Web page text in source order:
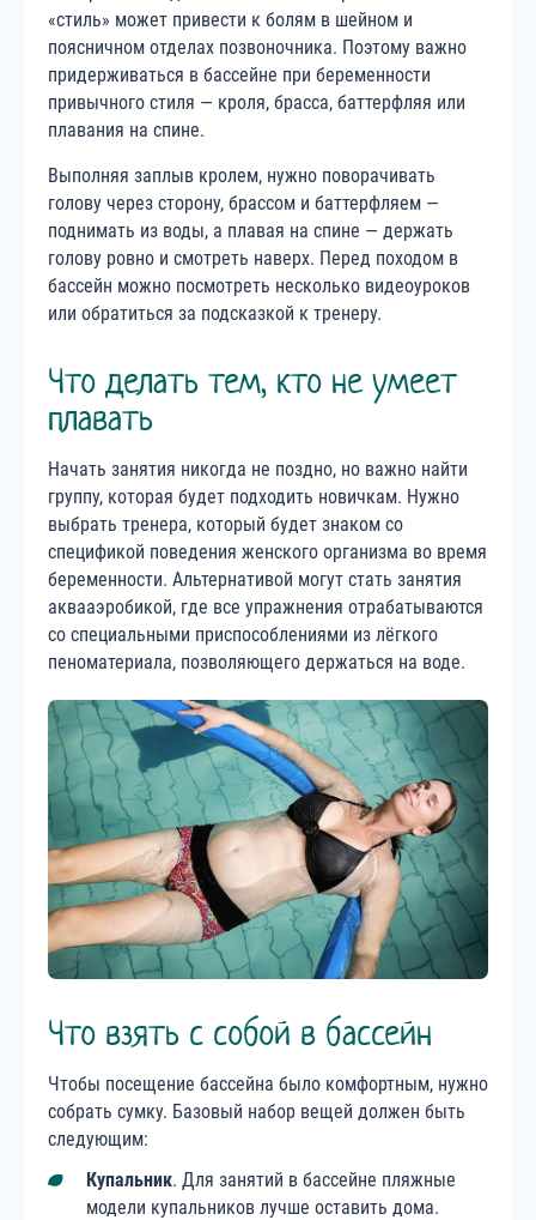
«стиль» может привести к болям в шейном и
поясничном отделах позвоночника. Поэтому важно
придерживаться в бассейне при беременности
привычного стиля — кроля, брасса, баттерфляя или
плавания на спине.
Выполняя заплыв кролем, нужно поворачивать
голову через сторону, брассом и баттерфляем —
поднимать из воды, а плавая на спине — держать
голову ровно и смотреть наверх. Перед походом в
бассейн можно посмотреть несколько видеоуроков
или обратиться за подсказкой к тренеру.
Что делать тем, кто не умеет
плавать
Начать занятия никогда не поздно, но важно найти
группу, которая будет подходить новичкам. Нужно
выбрать тренера, который будет знаком со
спецификой поведения женского организма во время
беременности. Альтернативой могут стать занятия
аквааэробикой, где все упражнения отрабатываются
со специальными приспособлениями из лёгкого
пеноматериала, позволяющего держаться на воде.
Что взять с собой в бассейн
Чтобы посещение бассейна было комфортным, нужно
собрать сумку. Базовый набор вещей должен быть
следующим:
Купальник. Для занятий в бассейне пляжные
модели купальников лучше оставить дома.